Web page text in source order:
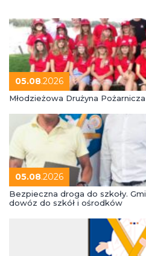
05.08.2026
Młodzieżowa Drużyna
05.08.2026
Bezpieczna droga do szkoły.
dowóz do szkół i ośrodków